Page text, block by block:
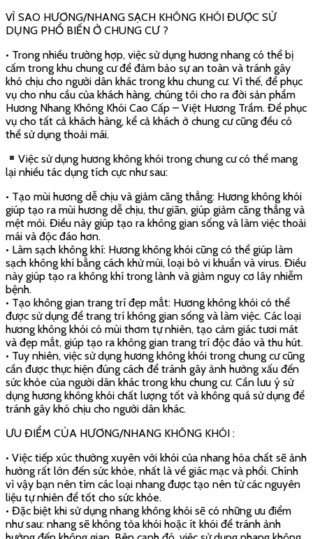
VÌ SAO HƯƠNG/NHANG SẠCH KHÔNG KHÓI ĐƯỢC SỬ
DỤNG PHỔ BIẾN Ở CHUNG CƯ ?
• Trong nhiều trường hợp, việc sử dụng hương nhang có thể bị
cấm trong khu chung cư để đảm bảo sự an toàn và tránh gây
khó chịu cho người dân khác trong khu chung cư. Vì thế, để phục
vụ cho nhu cầu của khách hàng, chúng tôi cho ra đời sản phẩm
Hương Nhang Không Khói Cao Cấp – Việt Hương Trầm. Để phục
vụ cho tất cả khách hàng, kể cả khách ở chung cư cũng đều có
thể sử dụng thoải mái.
Việc sử dụng hương không khói trong chung cư có thể mang
lại nhiều tác dụng tích cực như sau:
• Tạo mùi hương dễ chịu và giảm căng thẳng: Hương không khói
giúp tạo ra mùi hương dễ chịu, thư giãn, giúp giảm căng thẳng và
mệt mỏi. Điều này giúp tạo ra không gian sống và làm việc thoải
mái và độc đáo hơn.
• Làm sạch không khí: Hương không khói cũng có thể giúp làm
sạch không khí bằng cách khử mùi, loại bỏ vi khuẩn và virus. Điều
này giúp tạo ra không khí trong lành và giảm nguy cơ lây nhiễm
bệnh.
• Tạo không gian trang trí đẹp mắt: Hương không khói có thể
được sử dụng để trang trí không gian sống và làm việc. Các loại
hương không khói có mùi thơm tự nhiên, tạo cảm giác tươi mát
và đẹp mắt, giúp tạo ra không gian trang trí độc đáo và thu hút.
• Tuy nhiên, việc sử dụng hương không khói trong chung cư cũng
cần được thực hiện đúng cách để tránh gây ảnh hưởng xấu đến
sức khỏe của người dân khác trong khu chung cư. Cần lưu ý sử
dụng hương không khói chất lượng tốt và không quá sử dụng để
tránh gây khó chịu cho người dân khác.
ƯU ĐIỂM CỦA HƯƠNG/NHANG KHÔNG KHÓI :
• Việc tiếp xúc thường xuyên với khói của nhang hóa chất sẽ ảnh
hưởng rất lớn đến sức khỏe, nhất là về giác mạc và phổi. Chính
vì vậy bạn nên tìm các loại nhang được tạo nên từ các nguyên
liệu tự nhiên để tốt cho sức khỏe.
• Đặc biệt khi sử dụng nhang không khói sẽ có những ưu điểm
như sau: nhang sẽ không tỏa khói hoặc ít khói để tránh ảnh